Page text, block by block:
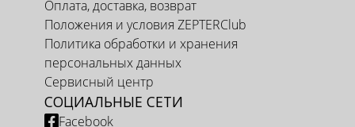
Оплата, доставка, возврат
Положения и условия ZEPTERClub
Политика обработки и хранения
персональных данных
Сервисный центр
СОЦИАЛЬНЫЕ СЕТИ
Facebook